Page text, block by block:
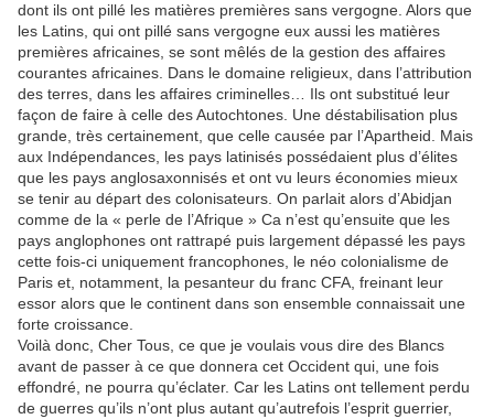
dont ils ont pillé les matières premières sans vergogne. Alors que
les Latins, qui ont pillé sans vergogne eux aussi les matières
premières africaines, se sont mêlés de la gestion des affaires
courantes africaines. Dans le domaine religieux, dans l’attribution
des terres, dans les affaires criminelles… Ils ont substitué leur
façon de faire à celle des Autochtones. Une déstabilisation plus
grande, très certainement, que celle causée par l’Apartheid. Mais
aux Indépendances, les pays latinisés possédaient plus d’élites
que les pays anglosaxonnisés et ont vu leurs économies mieux
se tenir au départ des colonisateurs. On parlait alors d’Abidjan
comme de la « perle de l’Afrique » Ca n’est qu’ensuite que les
pays anglophones ont rattrapé puis largement dépassé les pays
cette fois-ci uniquement francophones, le néo colonialisme de
Paris et, notamment, la pesanteur du franc CFA, freinant leur
essor alors que le continent dans son ensemble connaissait une
forte croissance.
Voilà donc, Cher Tous, ce que je voulais vous dire des Blancs
avant de passer à ce que donnera cet Occident qui, une fois
effondré, ne pourra qu’éclater. Car les Latins ont tellement perdu
de guerres qu’ils n’ont plus autant qu’autrefois l’esprit guerrier,